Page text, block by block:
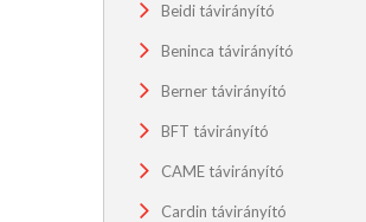
Beidi távirányító
Beninca távirányító
Berner távirányító
BFT távirányító
CAME távirányító
Cardin távirányító